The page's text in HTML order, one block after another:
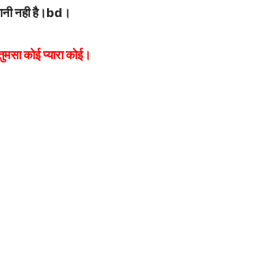
नही है।bd।
कोई प्यारा कोई।